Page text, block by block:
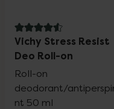
4.6 av 5 i omdöme
Vichy Stress Resist
Deo Roll-on
Roll-on
deodorant/
nt 50 ml